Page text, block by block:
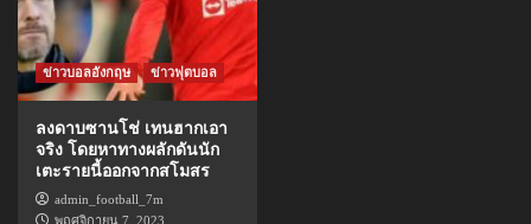
ข่าวบอลอังกฤษ ข่าวฟุตบอล
ลงดาบซานโช่ เทนฮากเอา
จริง โดยหาทางผลักดันนัก
เตะรายนี้ออกจากสโมสร
admin_football_7m
พฤศจิกายน 7, 2023